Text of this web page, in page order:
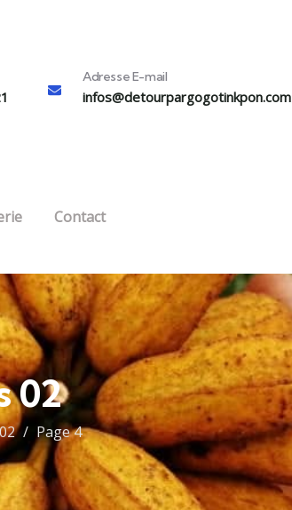
Adresse E-mail
infos@detourpargogotinkpon.com
Contact
02
Page 4